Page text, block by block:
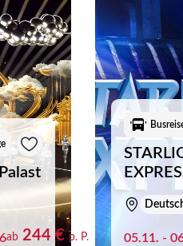
auf der Merkliste
ab 244 €p. P. 05.11. -